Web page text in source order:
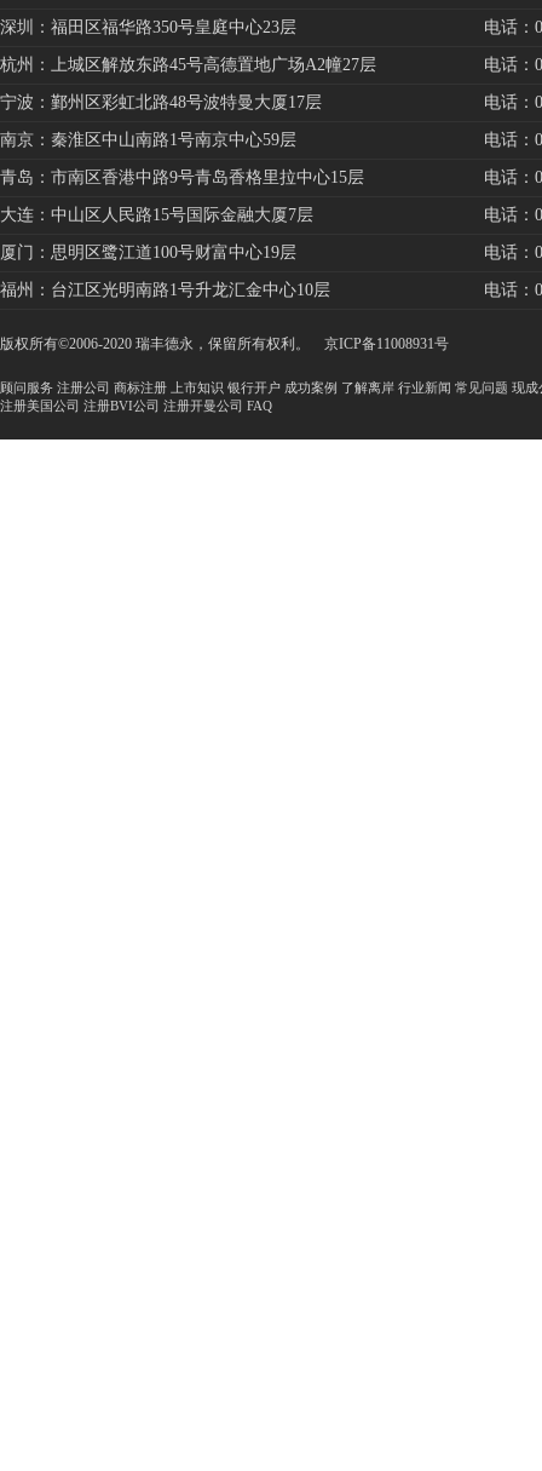
深圳：福田区福华路350号皇庭中心23层 电话：
杭州：上城区解放东路45号高德置地广场A2幢27层 电话：
宁波：鄞州区彩虹北路48号波特曼大厦17层 电话：
南京：秦淮区中山南路1号南京中心59层 电话：
青岛：市南区香港中路9号青岛香格里拉中心15层 电话：
大连：中山区人民路15号国际金融大厦7层 电话：
厦门：思明区鹭江道100号财富中心19层 电话：
福州：台江区光明南路1号升龙汇金中心10层 电话：
版权所有©2006-2020 瑞丰德永，保留所有权利。 京ICP备11008931号
顾问服务 注册公司 商标注册 上市知识 银行开户 成功案例 了解离岸 行业新闻 常见问题 现成
注册美国公司 注册BVI公司 注册开曼公司 FAQ